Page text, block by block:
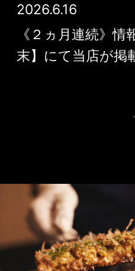
2026.6.16
《２ヵ月連続》
末】にて当店が掲